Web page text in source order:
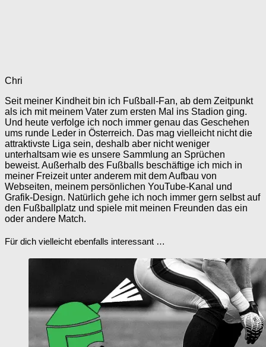
Chri
Seit meiner Kindheit bin ich Fußball-Fan, ab dem Zeitpunkt
als ich mit meinem Vater zum ersten Mal ins Stadion ging.
Und heute verfolge ich noch immer genau das Geschehen
ums runde Leder in Österreich. Das mag vielleicht nicht die
attraktivste Liga sein, deshalb aber nicht weniger
unterhaltsam wie es unsere Sammlung an Sprüchen
beweist. Außerhalb des Fußballs beschäftige ich mich in
meiner Freizeit unter anderem mit dem Aufbau von
Webseiten, meinem persönlichen YouTube-Kanal und
Grafik-Design. Natürlich gehe ich noch immer gern selbst auf
den Fußballplatz und spiele mit meinen Freunden das ein
oder andere Match.
Für dich vielleicht ebenfalls interessant …